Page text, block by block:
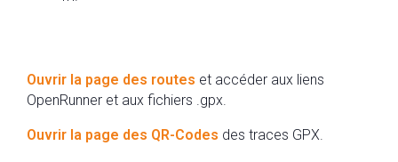
Ouvrir la page des routes et accéder aux liens
OpenRunner et aux fichiers .gpx.
Ouvrir la page des QR-Codes des traces GPX.